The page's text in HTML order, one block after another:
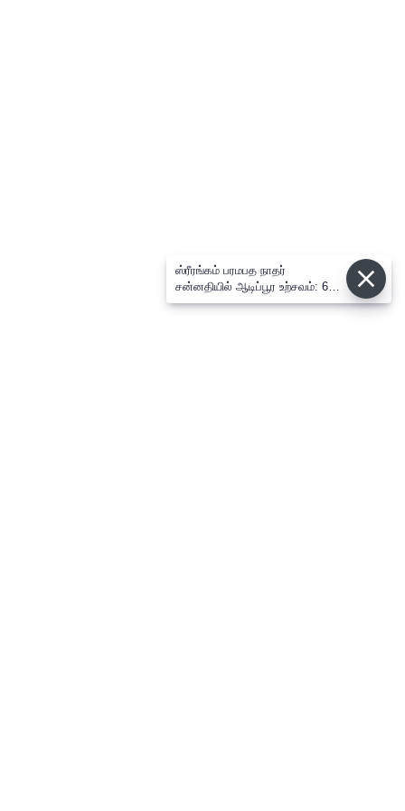
ஸ்ரீரங்கம் பரமபத நாதர்
சன்னதியில் ஆடிப்பூர உற்சவம்: 6ம்
நாளில் அழகர் திருக்கோல சேவை